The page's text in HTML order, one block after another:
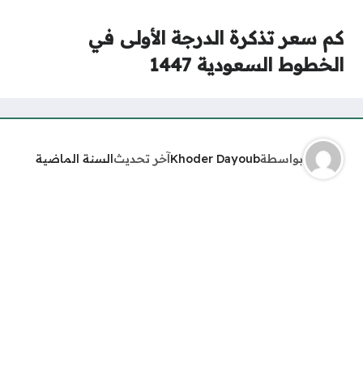
كم سعر تذكرة الدرجة الأولى في
الخطوط السعودية 1447
بواسطةKhoder Dayoubآخر تحديثالسنة الماضية